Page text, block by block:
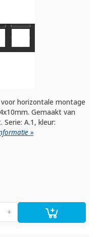
horizontale montage
Gemaakt van
A.1, kleur:
»
+